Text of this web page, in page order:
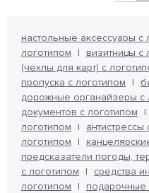
настольные аксессуары с
логотипом
визитницы с
(чехлы для карт) с
пропуска с логотипом
дорожные органайзеры с
документов с логотипом
логотипом
антистрессы
логотипом
предсказатели погоды,
с логотипом
средства
логотипом
подарочные